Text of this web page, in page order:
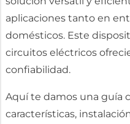
aplicaciones tanto en
domésticos. Este
circuitos eléctricos
confiabilidad.
Aquí te damos una guía
características,